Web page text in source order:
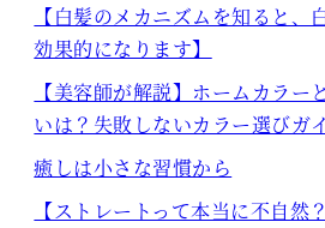
【白髪のメカニズムを知ると、
効果的になります】
【美容師が解説】ホームカラー
いは？失敗しないカラー選びガ
癒しは小さな習慣から
【ストレートって本当に不自然